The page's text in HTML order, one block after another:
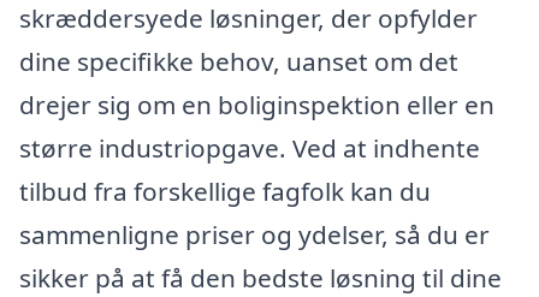
skræddersyede løsninger, der opfylder
dine specifikke behov, uanset om det
drejer sig om en boliginspektion eller en
større industriopgave. Ved at indhente
tilbud fra forskellige fagfolk kan du
sammenligne priser og ydelser, så du er
sikker på at få den bedste løsning til dine